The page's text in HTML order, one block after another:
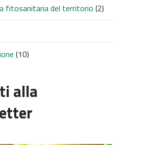
fitosanitaria del territorio (2)
(10)
alla